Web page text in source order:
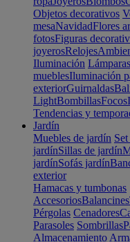
Objetos decorativos
mesaNavidadFlores
fotosFiguras
joyerosRelojes
Iluminación Lámparas
mueblesIluminación
exteriorGuirnaldas
LightBombillasFocos
Tendencias y
Jardín
Muebles de jardín
jardínSillas de jardín
jardínSofás jardín
exterior
Hamacas y tumbonas
AccesoriosBalancines
Pérgolas Cenadores
Parasoles Sombrillas
Almacenamiento